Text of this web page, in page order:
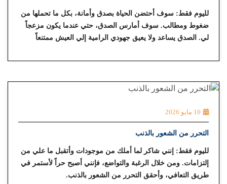
لليوم فقط: سوف أحتضن الحياة بصدق وأمانة، بكل ما تحملها من
ضغوط ومطالب. سوف أمارس الصدق، حتي عندما يكون مزعجاً
لي. الصدق يساعد ولا يعيق جهودي الرامية إلي العيش ممتنعاً
10 مايو 2026
التحرر من الشعور بالذنب
لليوم فقط: إنني شاكر لما أملك من موجودات وأتقبل ما علي من
إلتزامات. ومن خلال الرغبة والتواضع، فإنني أصبح حراً لأستمر في
طريق التعافي، وأحقق التحرر من الشعور بالذنب.